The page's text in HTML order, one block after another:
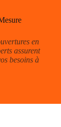
en
assurent
besoins à